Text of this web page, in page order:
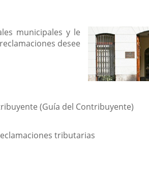
municipales y le
desee
(Guía del Contribuyente)
tributarias